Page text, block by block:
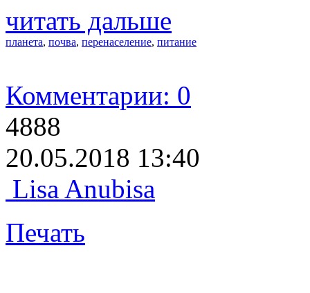
читать дальше
планета, почва, перенаселение, питание
Комментарии: 0
4888
20.05.2018 13:40
Lisa Anubisa
Печать